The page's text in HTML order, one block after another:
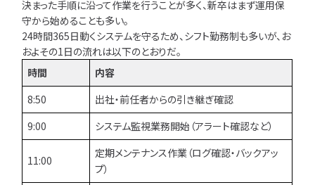
決まった手順に沿って作業を行うことが多く、新卒はまず運用保
守から始めることも多い。
24時間365日動くシステムを守るため、シフト勤務制も多いが、お
およその1日の流れは以下のとおりだ。
時間
内容
8:50
出社・前任者からの引き継ぎ確認
9:00
システム監視業務開始（アラート確認など）
11:00
定期メンテナンス作業（ログ確認・バックアッ
プ）